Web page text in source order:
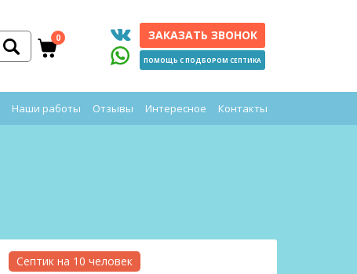
0 ЗАКАЗАТЬ ЗВОНОК
ПОМОЩЬ С ПОДБОРОМ СЕПТИКА
Наши работы Отзывы Интересное Контакты
Септик на 10 человек